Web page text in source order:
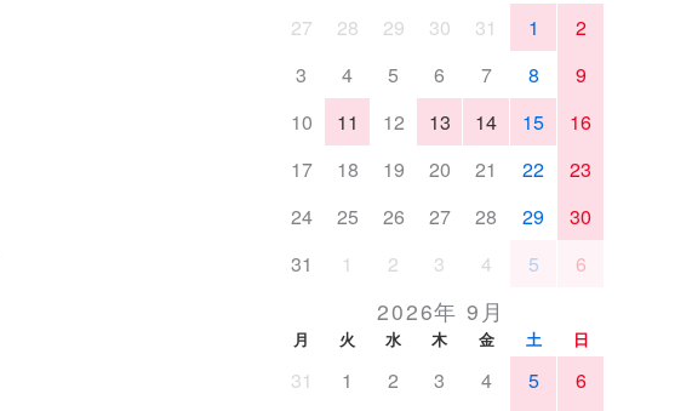
27 28 29 30 31 1
2
3
4 5 6 7 8
9
10
11 12 13 14 15
16
17
18 19 20 21 22
23
24
25 26 27 28 29
30
31
1 2 3 4 5 6
2026年 9月
月 火 水 木 金 土 日
31 1 2 3 4 5
6